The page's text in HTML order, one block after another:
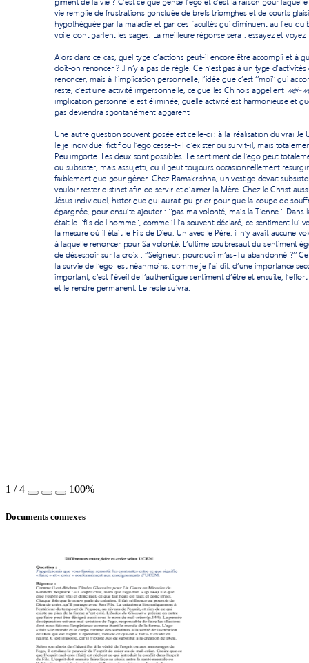
piment de la vie ? C’est ce que pense l’ego et c’est la raison pour laquelle
vie remplie de frustrations ponctuée de brefs triomphes et de courts
hypothéquée par la maladie et par des facultés qui diminuent au lieu du
voile dont parlent les sages. La meilleure réponse sera : essayez et voyez
Alors dans ce cas, quel type d’actions peut-il encore être accompli et à
doit-on renoncer ? Il n’y a pas de règle. Ce n’est pas à un type d’activités
renoncer, mais à l’implication personnelle, l’idée que c’est ‘’moi’’ qui
reste , c’est une activité impersonnelle, ce que les Chinois appellent wei-
implication personnelle est éliminée, quelle activité est harmonieuse et
pas deviendra spontanément apparent.
Une autre question souvent posée est celle-ci : à la réalisation du vrai Je
le je individuel fictif ou l’ego cesse-t-il d’exister ou survit-il, mais
Peu importe. Les deux sont possibles. L e sentiment de l’ego peut
ou subsister, mais assujetti, ou il peut toujours occasionnellement
faiblement que pour gêner. Chez Ramakrishna, un vestige devait
vouloir rester distinct afin de servir et d’aimer la Mère. Chez le Christ
Jésus individuel, historique qui aurait pu prier pour que la coupe de
épargnée, pour ensuite ajouter : ‘’pas ma volonté, mais la Tienne.’’
était le ‘’fils de l’homme’’, comme il l’a souvent déclaré, ce sentiment lui
la mesure où il était le Fils de Dieu, Un avec le Père, il n’y avait aucune
à laquelle renoncer pour Sa volonté. L’ultime soubresaut du sentiment
de désespoir sur la croix : ‘’Seigneur, pourquoi m’as-Tu abandonné ?’’
la survie de l’ego  est néanmoins, comme je l’ai dit, d’une importance
important, c’est l’éveil de l’authentique sentiment d’être et ensuite,
et le rendre permanent. Le reste suivra.
1 /4 100%
Documents connexes